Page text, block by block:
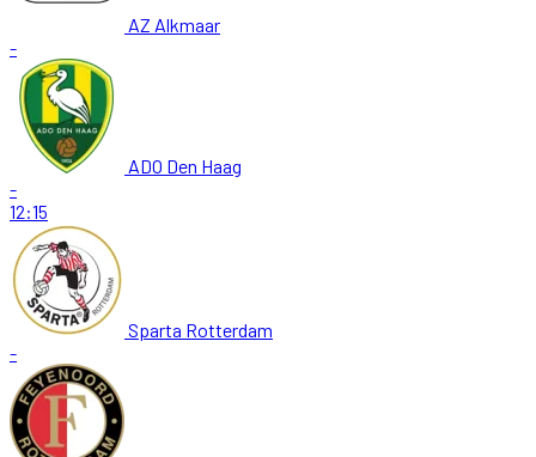
AZ Alkmaar
-
ADO Den Haag
-
12:15
Sparta Rotterdam
-